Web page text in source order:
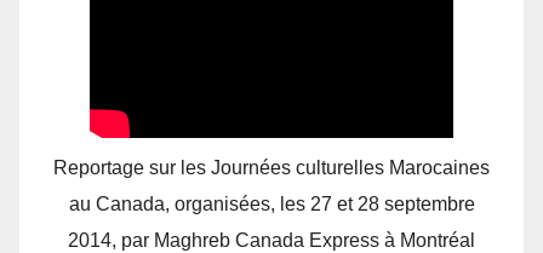
Reportage sur les Journées culturelles Marocaines
au Canada, organisées, les 27 et 28 septembre
2014, par Maghreb Canada Express à Montréal